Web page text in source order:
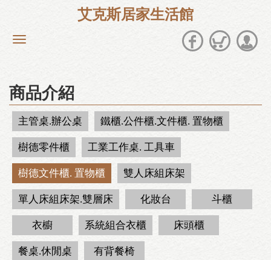
艾克斯居家生活館
商品介紹
主管桌.辦公桌 鐵櫃.公件櫃.文件櫃. 置物櫃
樹德零件櫃 工業工作桌. 工具車
樹德文件櫃. 置物櫃 雙人床組床架
單人床組床架.雙層床 化妝台 斗櫃
衣櫥 系統組合衣櫃 床頭櫃
餐桌.休閒桌 有背餐椅